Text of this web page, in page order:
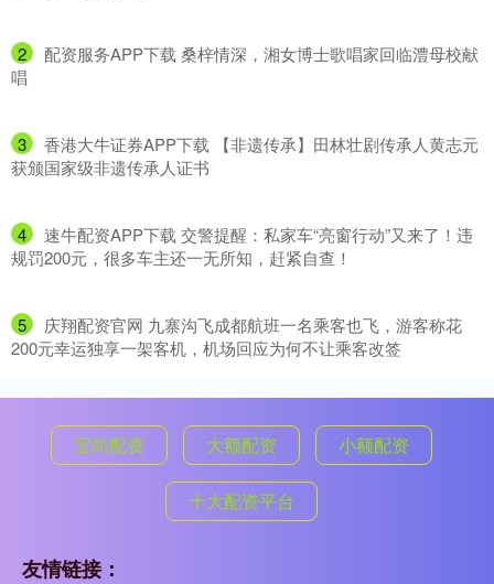
2
​配资服务APP下载 桑梓情深，湘女博士歌唱家回临澧母校献
唱
3
​香港大牛证券APP下载 【非遗传承】田林壮剧传承人黄志元
获颁国家级非遗传承人证书
4
​速牛配资APP下载 交警提醒：私家车“亮窗行动”又来了！违
规罚200元，很多车主还一无所知，赶紧自查！
5
​庆翔配资官网 九寨沟飞成都航班一名乘客也飞，游客称花
200元幸运独享一架客机，机场回应为何不让乘客改签
宝尚配资 大额配资 小额配资
十大配资平台
友情链接：